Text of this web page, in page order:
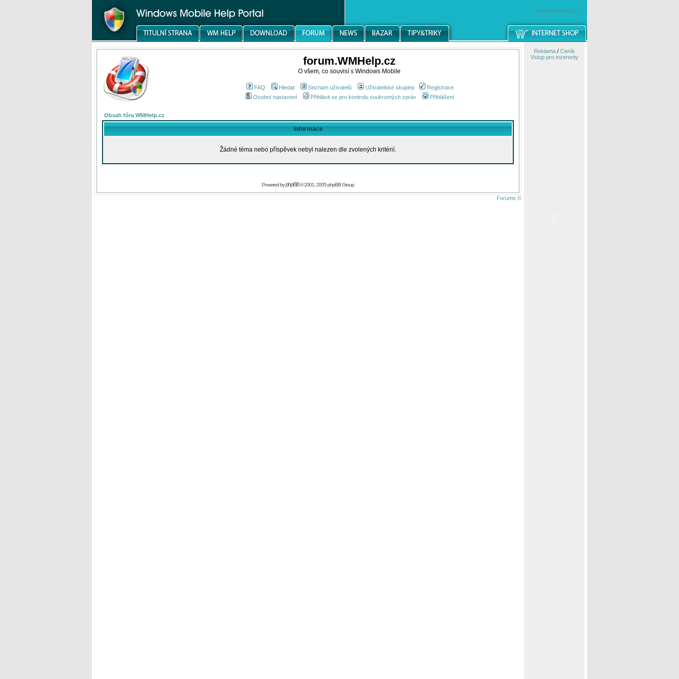
windowsmobile.cz
forum.WMHelp.cz
O všem, co souvisí s Windows Mobile
FAQ Hledat Seznam uživatelů Uživatelské skupiny
Registrace
Osobní nastavení
Přihlásit se pro kontrolu soukromých zpráv Přihlášení
Obsah fóra WMHelp.cz
Informace
Žádné téma nebo příspěvek nebyl nalezen dle zvolených kritérií.
Powered byphpBB© 2001, 2005 phpBB Group
Forums ©
Reklama/ Ceník
Vstup pro inzerenty